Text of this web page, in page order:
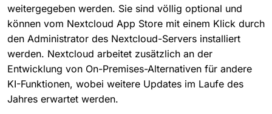
weitergegeben werden. Sie sind völlig optional und
können vom Nextcloud App Store mit einem Klick durch
den Administrator des Nextcloud-Servers installiert
werden. Nextcloud arbeitet zusätzlich an der
Entwicklung von On-Premises-Alternativen für andere
KI-Funktionen, wobei weitere Updates im Laufe des
Jahres erwartet werden.